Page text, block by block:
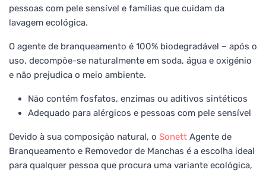
pessoas com pele sensível e famílias que cuidam da
lavagem ecológica.
O agente de branqueamento é 100% biodegradável – após o
uso, decompõe-se naturalmente em soda, água e oxigénio
e não prejudica o meio ambiente.
Não contém fosfatos, enzimas ou aditivos sintéticos
Adequado para alérgicos e pessoas com pele sensível
Devido à sua composição natural, o Sonett Agente de
Branqueamento e Removedor de Manchas é a escolha ideal
para qualquer pessoa que procura uma variante ecológica,